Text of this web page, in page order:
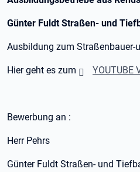
Günter Fuldt Straßen- und
Ausbildung zum Straßenbauer-
Hier geht es zum YOUTUBE
Bewerbung an :
Herr Pehrs
Günter Fuldt Straßen- und